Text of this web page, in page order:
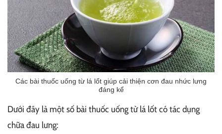
Các bài thuốc uống từ lá lốt giúp cải thiện cơn đau nhức lưng
đáng kể
Dưới đây là một số bài thuốc uống từ lá lốt có tác dụng
chữa đau lưng: